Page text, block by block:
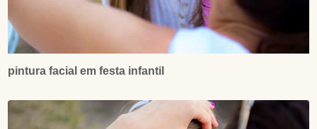
pintura facial em festa infantil